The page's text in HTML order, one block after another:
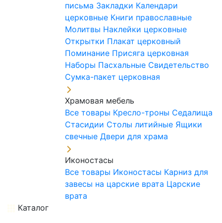
письма Закладки Календари
церковные Книги православные
Молитвы Наклейки церковные
Открытки Плакат церковный
Поминание Присяга церковная
Наборы Пасхальные Свидетельство
Сумка-пакет церковная
Храмовая мебель
Все товары Кресло-троны Седалища
Стасидии Столы литийные Ящики
свечные Двери для храма
Иконостасы
Все товары Иконостасы Карниз для
завесы на царские врата Царские
врата
Каталог